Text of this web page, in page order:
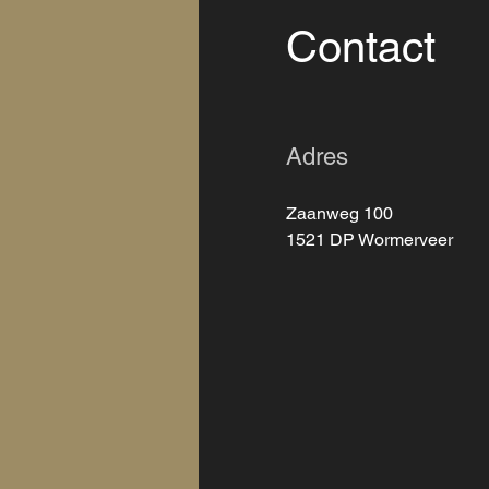
Contact
Adres
Zaanweg 100
1521 DP Wormerveer